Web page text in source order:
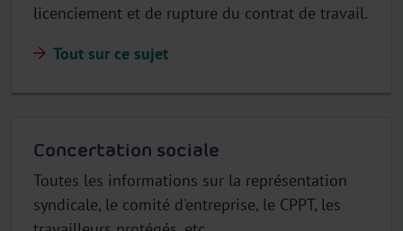
licenciement et de rupture du contrat de travail.
Tout sur ce sujet
Concertation sociale
Toutes les informations sur la représentation
syndicale, le comité d'entreprise, le CPPT, les